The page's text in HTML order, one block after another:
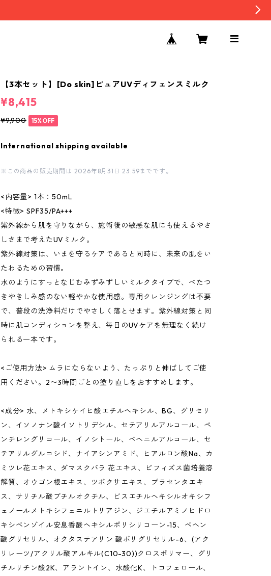
【3本セット】[Do skin]ピュアUVディフェンスミルク
¥8,415
¥9,900 15%OFF
International shipping available
※この商品の販売期間は 2026年8月31日 23:59までです。
<内容量> 1本：50mL
<特徴> SPF35/PA+++
紫外線から肌を守りながら、施術後の敏感な肌にも使えるやさ
しさまで考えたUVミルク。
紫外線対策は、いまを守るケアであると同時に、未来の肌をい
たわるための習慣。
水のようにすっとなじむみずみずしいミルクタイプで、べたつ
きやきしみ感のない軽やかな使用感。専用クレンジングは不要
で、普段の洗浄料だけでやさしく落とせます。紫外線対策と同
時に肌コンディションを整え、毎日のUVケアを無理なく続け
られる一本です。
<ご使用方法> ムラにならないよう、たっぷりと伸ばしてご使
用ください。2〜3時間ごとの塗り直しをおすすめします。
<成分> 水、メトキシケイヒ酸エチルヘキシル、BG、グリセリ
ン、イソノナン酸イソトリデシル、セテアリルアルコール、ペ
ンチレングリコール、イノシトール、ベヘニルアルコール、セ
テアリルグルコシド、ナイアシンアミド、ヒアルロン酸Na、カ
ミツレ花エキス、ダマスクバラ 花エキス、ビフィズス菌培養溶
解質、オウゴン根エキス、ツボクサエキス、プラセンタエキ
ス、サリチル酸ブチルオクチル、ビスエチルヘキシルオキシフ
ェノールメトキシフェニルトリアジン、ジエチルアミノヒドロ
キシベンゾイル安息香酸ヘキシルポリシリコーン-15、ベヘン
酸グリセリル、オクタステアリン 酸ポリグリセリル-6、(アク
リレーツ/アクリル酸アルキル(C10-30))クロスポリマー、グリ
チルリチン酸2K、アラントイン、水酸化K、トコフェロール、